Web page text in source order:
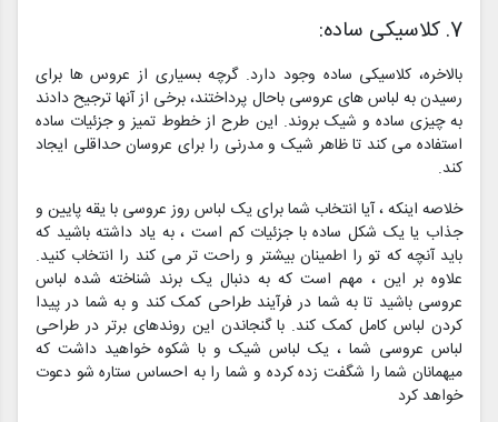
7. کلاسیکی ساده:
بالاخره، کلاسیکی ساده وجود دارد. گرچه بسیاری از عروس ها برای
رسیدن به لباس های عروسی باحال پرداختند، برخی از آنها ترجیح دادند
به چیزی ساده و شیک بروند. این طرح از خطوط تمیز و جزئیات ساده
استفاده می کند تا ظاهر شیک و مدرنی را برای عروسان حداقلی ایجاد
کند.
خلاصه اینکه ، آیا انتخاب شما برای یک لباس روز عروسی با یقه پایین و
جذاب یا یک شکل ساده با جزئیات کم است ، به یاد داشته باشید که
باید آنچه که تو را اطمینان بیشتر و راحت تر می کند را انتخاب کنید.
علاوه بر این ، مهم است که به دنبال یک برند شناخته شده لباس
عروسی باشید تا به شما در فرآیند طراحی کمک کند و به شما در پیدا
کردن لباس کامل کمک کند. با گنجاندن این روندهای برتر در طراحی
لباس عروسی شما ، یک لباس شیک و با شکوه خواهید داشت که
میهمانان شما را شگفت زده کرده و شما را به احساس ستاره شو دعوت
خواهد کرد